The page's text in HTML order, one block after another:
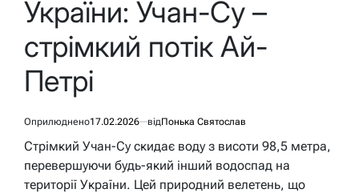
України: Учан-Су –
стрімкий потік Ай-
Петрі
Оприлюднено17.02.2026 відПонька Святослав
Стрімкий Учан-Су скидає воду з висоти 98,5 метра,
перевершуючи будь-який інший водоспад на
території України. Цей природний велетень, що